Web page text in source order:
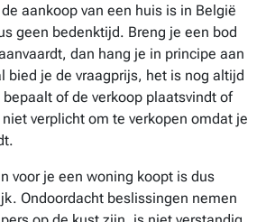
aankoop van een huis is in België
geen bedenktijd. Breng je een bod
dan hang je in principe aan
bied je de vraagprijs, het is nog altijd
of de verkoop plaatsvindt of
verplicht om te verkopen omdat je
voor je een woning koopt is dus
Ondoordacht beslissingen nemen